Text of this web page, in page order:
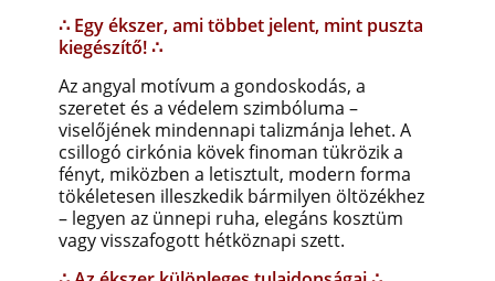
∴ Egy ékszer, ami többet jelent, mint puszta
kiegészítő! ∴
Az angyal motívum a gondoskodás, a
szeretet és a védelem szimbóluma –
viselőjének mindennapi talizmánja lehet. A
csillogó cirkónia kövek finoman tükrözik a
fényt, miközben a letisztult, modern forma
tökéletesen illeszkedik bármilyen öltözékhez
– legyen az ünnepi ruha, elegáns kosztüm
vagy visszafogott hétköznapi szett.